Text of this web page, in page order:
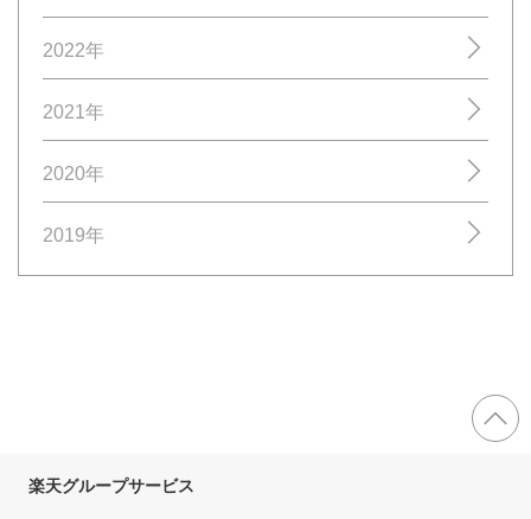
2022年
2021年
2020年
2019年
楽天グループサービス